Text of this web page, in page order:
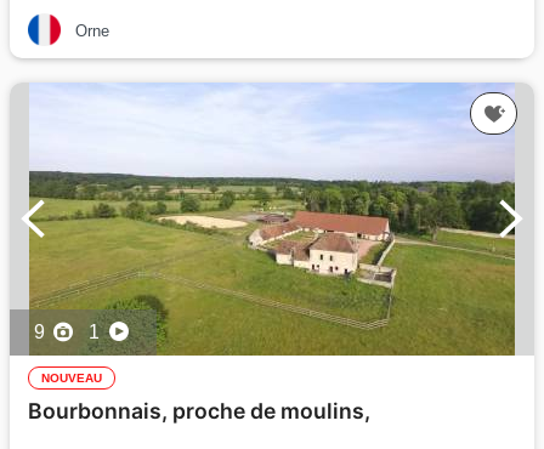
Orne
9 1
NOUVEAU
Bourbonnais, proche de moulins,